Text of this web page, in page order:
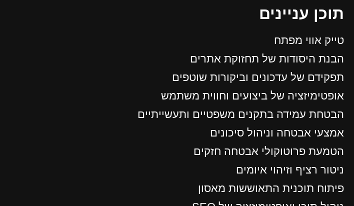
תוכן עניינים
טייק אווי מפתח
הבנת היסודות של תחזוקת אתרים
תפקידם של עדכונים וביקורות שוטפים
אופטימיזציה של ביצועים וחווית משתמש
הבטחת עמידה בתקנים משפטיים ותעשייתיים
אמצעי אבטחה וניהול סיכונים
הטמעת פרוטוקולי אבטחה חזקים
ניטור רציף וזיהוי איומים
פיתוח תוכנית התאוששות מאסון